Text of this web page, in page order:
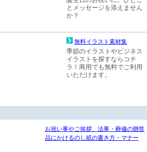
とメッセージを添えません
か？
無料イラスト素材集
季節のイラストやビジネス
イラストを探すならコチ
ラ！商用でも無料でご利用
いただけます。
お祝い事やご挨拶、法事・葬儀の贈答
品にかけるのし紙の書き方・マナー